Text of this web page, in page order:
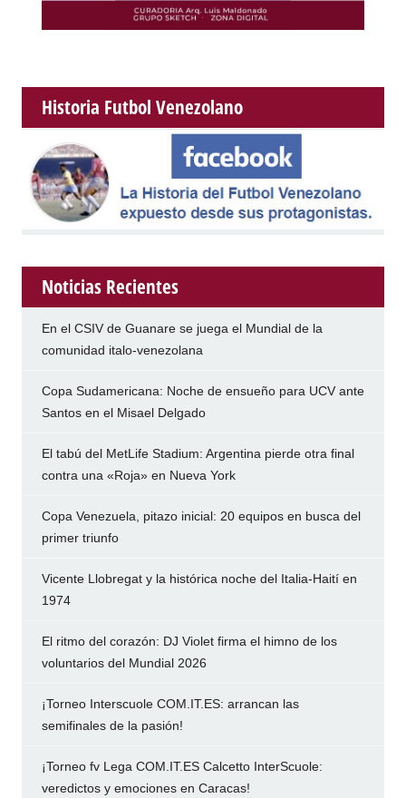
Historia Futbol Venezolano
Noticias Recientes
En el CSIV de Guanare se juega el Mundial de la
comunidad italo-venezolana
Copa Sudamericana: Noche de ensueño para UCV ante
Santos en el Misael Delgado
El tabú del MetLife Stadium: Argentina pierde otra final
contra una «Roja» en Nueva York
Copa Venezuela, pitazo inicial: 20 equipos en busca del
primer triunfo
Vicente Llobregat y la histórica noche del Italia-Haití en
1974
El ritmo del corazón: DJ Violet firma el himno de los
voluntarios del Mundial 2026
¡Torneo Interscuole COM.IT.ES: arrancan las
semifinales de la pasión!
¡Torneo fv Lega COM.IT.ES Calcetto InterScuole:
veredictos y emociones en Caracas!